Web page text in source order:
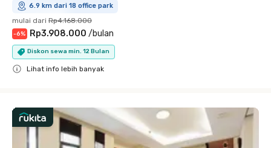
6.9 km dari 18 office park
mulai dari Rp4.168.000
-6% Rp3.908.000 /bulan
Diskon sewa min. 12 Bulan
Lihat info lebih banyak